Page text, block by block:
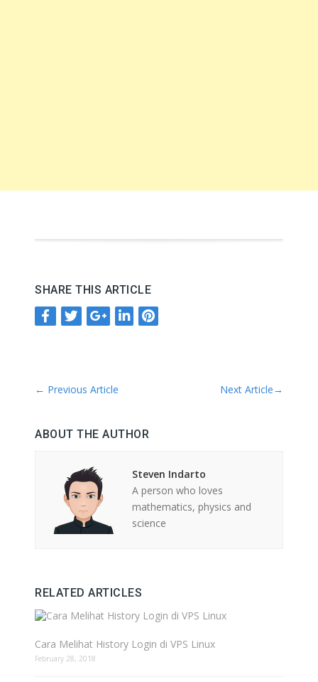
SHARE THIS ARTICLE
← Previous Article Next Article→
ABOUT THE AUTHOR
Steven Indarto
A person who loves
mathematics, physics and
science
RELATED ARTICLES
Cara Melihat History Login di VPS Linux
February 28, 2018